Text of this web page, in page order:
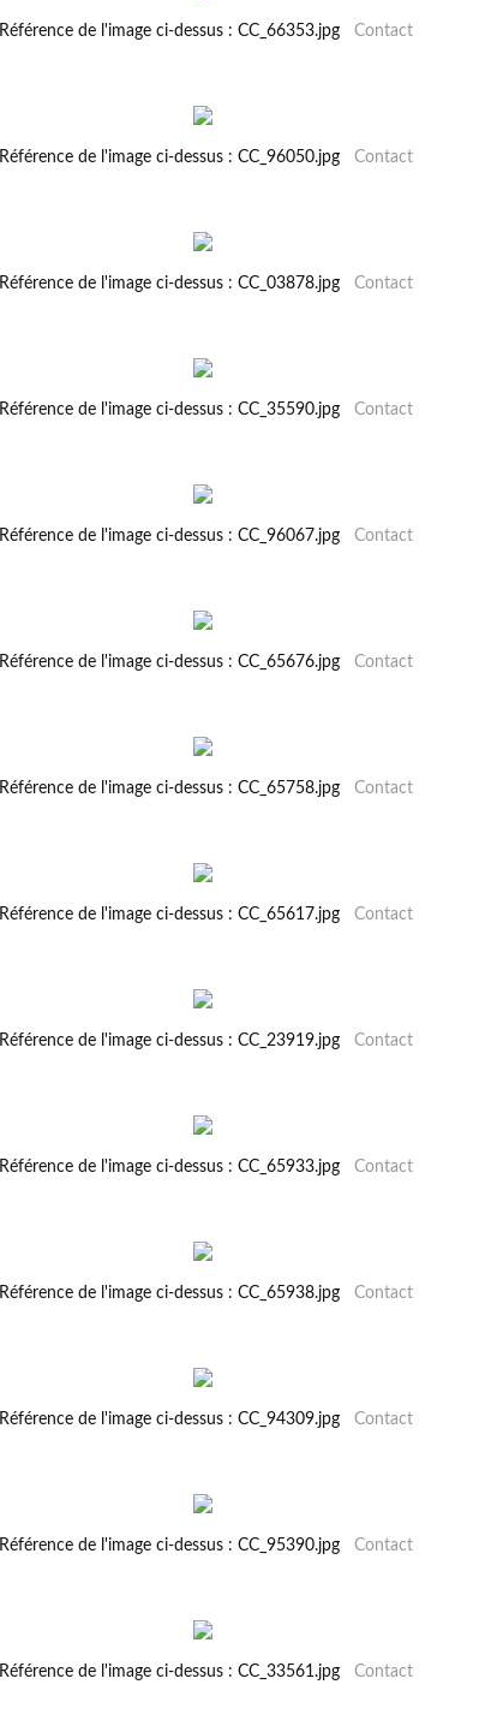
Référence de l'image ci-dessus : CC_66353.jpg Contact
Référence de l'image ci-dessus : CC_96050.jpg Contact
Référence de l'image ci-dessus : CC_03878.jpg Contact
Référence de l'image ci-dessus : CC_35590.jpg Contact
Référence de l'image ci-dessus : CC_96067.jpg Contact
Référence de l'image ci-dessus : CC_65676.jpg Contact
Référence de l'image ci-dessus : CC_65758.jpg Contact
Référence de l'image ci-dessus : CC_65617.jpg Contact
Référence de l'image ci-dessus : CC_23919.jpg Contact
Référence de l'image ci-dessus : CC_65933.jpg Contact
Référence de l'image ci-dessus : CC_65938.jpg Contact
Référence de l'image ci-dessus : CC_94309.jpg Contact
Référence de l'image ci-dessus : CC_95390.jpg Contact
Référence de l'image ci-dessus : CC_33561.jpg Contact